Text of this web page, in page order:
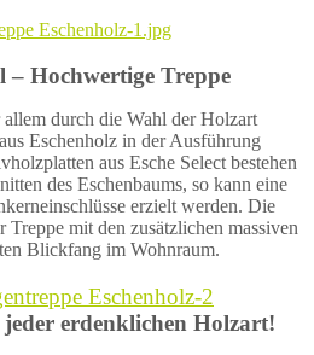
– Hochwertige Treppe
durch die Wahl der Holzart
Eschenholz in der Ausführung
aus Esche Select bestehen
des Eschenbaums, so kann eine
erzielt werden. Die
Treppe mit den zusätzlichen massiven
Blickfang im Wohnraum.
erdenklichen Holzart!